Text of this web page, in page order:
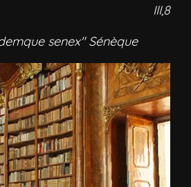
III,8
senex" Sénèque